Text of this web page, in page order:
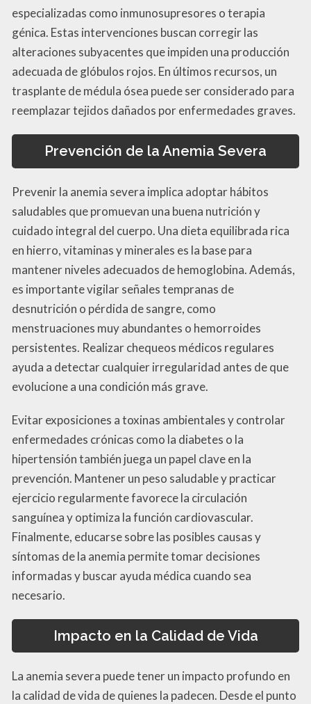
especializadas como inmunosupresores o terapia
génica. Estas intervenciones buscan corregir las
alteraciones subyacentes que impiden una producción
adecuada de glóbulos rojos. En últimos recursos, un
trasplante de médula ósea puede ser considerado para
reemplazar tejidos dañados por enfermedades graves.
Prevención de la Anemia Severa
Prevenir la anemia severa implica adoptar hábitos
saludables que promuevan una buena nutrición y
cuidado integral del cuerpo. Una dieta equilibrada rica
en hierro, vitaminas y minerales es la base para
mantener niveles adecuados de hemoglobina. Además,
es importante vigilar señales tempranas de
desnutrición o pérdida de sangre, como
menstruaciones muy abundantes o hemorroides
persistentes. Realizar chequeos médicos regulares
ayuda a detectar cualquier irregularidad antes de que
evolucione a una condición más grave.
Evitar exposiciones a toxinas ambientales y controlar
enfermedades crónicas como la diabetes o la
hipertensión también juega un papel clave en la
prevención. Mantener un peso saludable y practicar
ejercicio regularmente favorece la circulación
sanguínea y optimiza la función cardiovascular.
Finalmente, educarse sobre las posibles causas y
síntomas de la anemia permite tomar decisiones
informadas y buscar ayuda médica cuando sea
necesario.
Impacto en la Calidad de Vida
La anemia severa puede tener un impacto profundo en
la calidad de vida de quienes la padecen. Desde el punto